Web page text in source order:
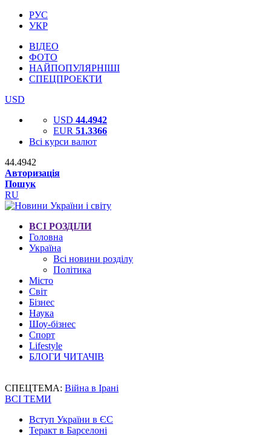
РУС
УКР
ВІДЕО
ФОТО
НАЙПОПУЛЯРНІШІ
СПЕЦПРОЕКТИ
USD
USD 44.4942
EUR 51.3366
Всі курси валют
44.4942
Авторизація
Пошук
RU
ВСІ РОЗДІЛИ
Головна
Україна
Всі новини розділу
Політика
Місто
Світ
Бізнес
Наука
Шоу-бізнес
Спорт
Lifestyle
БЛОГИ ЧИТАЧІВ
СПЕЦТЕМА: Війна в Ірані
ВСІ ТЕМИ
Вступ України в ЄС
Теракт в Барселоні